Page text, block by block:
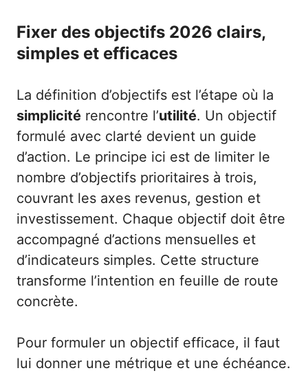
Fixer des objectifs 2026 clairs,
simples et efficaces
La définition d’objectifs est l’étape où la
simplicité rencontre l’utilité. Un objectif
formulé avec clarté devient un guide
d’action. Le principe ici est de limiter le
nombre d’objectifs prioritaires à trois,
couvrant les axes revenus, gestion et
investissement. Chaque objectif doit être
accompagné d’actions mensuelles et
d’indicateurs simples. Cette structure
transforme l’intention en feuille de route
concrète.
Pour formuler un objectif efficace, il faut
lui donner une métrique et une échéance.